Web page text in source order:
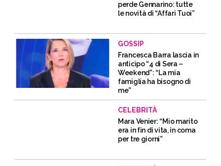
perde Gennarino: tutte
le novità di “Affari Tuoi”
GOSSIP
Francesca Barra lascia in
anticipo “4 di Sera –
Weekend”: “La mia
famiglia ha bisogno di
me”
CELEBRITÀ
Mara Venier: “Mio marito
era in fin di vita, in coma
per tre giorni”